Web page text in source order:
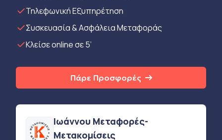
Τηλεφωνική Εξυπηρέτηση
Συσκευασία & Ασφάλεια Μεταφοράς
Κλείσε online σε 5’
Πάρε Προσφορές
Ιωάννου Μεταφορές-
Μετακομίσεις